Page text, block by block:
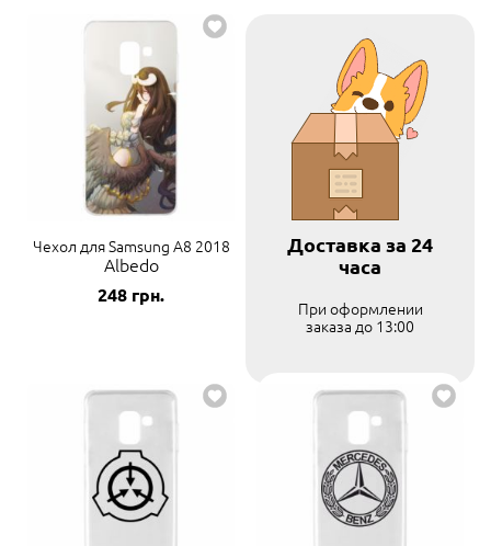
Чехол для Samsung A8 2018
Albedo
248 грн.
Доставка за 24
часа
При оформлении
заказа до 13:00